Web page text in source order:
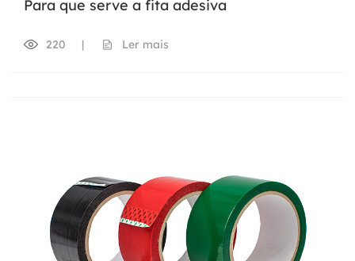
Para que serve a fita adesiva
220 | Ler mais